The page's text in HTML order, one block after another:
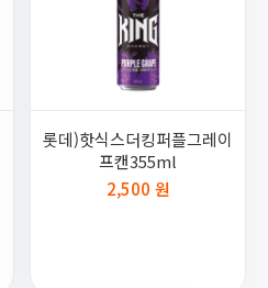
롯데)핫식스더킹퍼플그레이
프캔355ml
2,500 원